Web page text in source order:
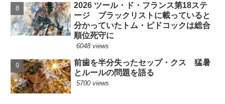
2026 ツール・ド・フランス第18ステ
ージ ブラックリストに載っていると
分かっていたトム・ピドコックは総合
順位死守に
6048 views
前歯を半分失ったセップ・クス 猛暑
とルールの問題を語る
5700 views